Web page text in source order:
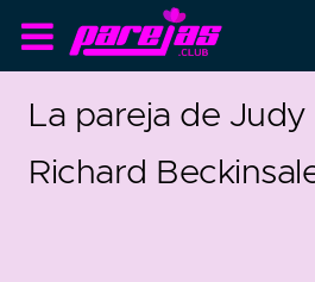
La pareja de
Richard